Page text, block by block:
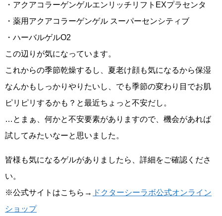
・アクアコラーゲンゲルエンリッチリフトEXプラセンタ
・薬用アクアコラーゲンゲル スーパーセンシティブ
・ハーバルゲルO2
この辺りが気になっています。
これからの季節乾燥するし、夏老け顔も気になるから保湿
なんかもしっかりやりたいし、でも季節の変わり目でお肌
ピリピリするかも？と最近ちょっと不安だし。
…とまぁ、何かと不安要素がありますので、機会があれば
試してみたいなーと思いました。
皆様も気になるゲルがありましたら、詳細をご確認くださ
い。
※公式サイトはこちら→ ドクターシーラボ公式オンライン
ショップ